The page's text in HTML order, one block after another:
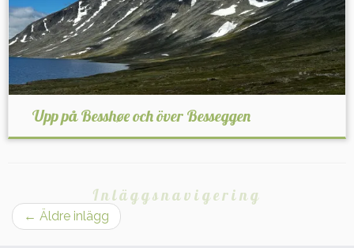
Upp på Besshøe och över Besseggen
Inläggsnavigering
← Äldre inlägg